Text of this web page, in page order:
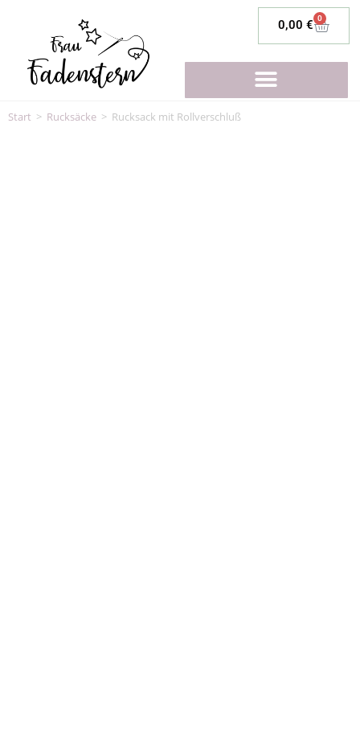
0,00 € 0
Start > Rucksäcke > Rucksack mit Rollverschluß